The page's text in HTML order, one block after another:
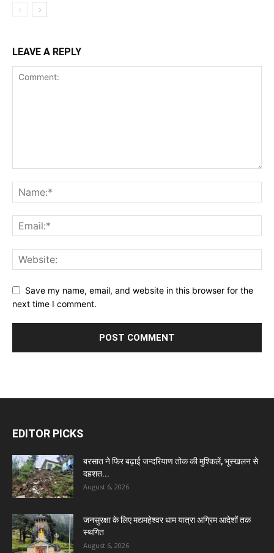
LEAVE A REPLY
Save my name, email, and website in this browser for the
next time I comment.
EDITOR PICKS
बरसात ने फिर बढ़ाई जन्दरियाण तोक की मुश्किलें, भूस्खलन से
दहशत...
August 6, 2026
जनसुरक्षा के लिए मद्यमहेश्वर धाम यात्रा अग्रिम आदेशों तक
स्थगित
August 6, 2026